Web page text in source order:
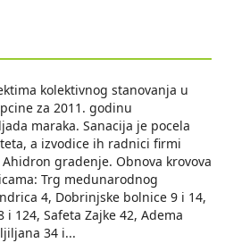
kolektivnog stanovanja u
za 2011. godinu
maraka. Sanacija je pocela
a izvodice ih radnici firmi
gradenje. Obnova krovova
Trg medunarodnog
4, Dobrinjske bolnice 9 i 14,
i 124, Safeta Zajke 42, Adema
34 i...